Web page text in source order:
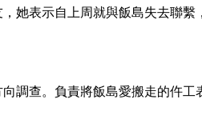
她表示自上周就與飯島失去聯繫
調查。負責將飯島愛搬走的仵工